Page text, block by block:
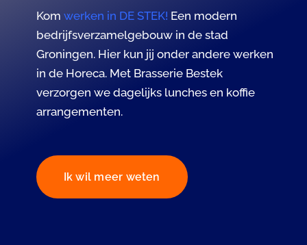
Kom werken in DE STEK! Een modern
bedrijfsverzamelgebouw in de stad
Groningen. Hier kun jij onder andere werken
in de Horeca. Met Brasserie Bestek
verzorgen we dagelijks lunches en koffie
arrangementen.
Ik wil meer weten